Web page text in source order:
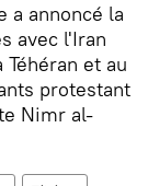
a annoncé la
avec l'Iran
et au
protestant
Nimr al-